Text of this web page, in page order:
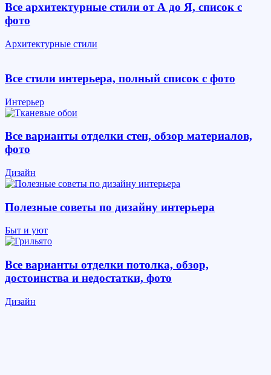
Все архитектурные стили от А до Я, список с
фото
Архитектурные стили
Все стили интерьера, полный список с фото
Интерьер
Все варианты отделки стен, обзор материалов,
фото
Дизайн
Полезные советы по дизайну интерьера
Быт и уют
Все варианты отделки потолка, обзор,
достоинства и недостатки, фото
Дизайн